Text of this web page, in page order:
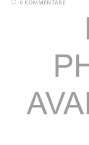
0 KOMMENTARE